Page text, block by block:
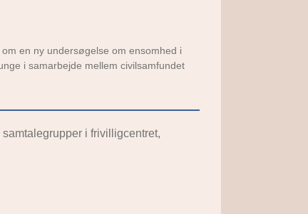
en ny undersøgelse om ensomhed i
i samarbejde mellem civilsamfundet
i frivilligcentret,